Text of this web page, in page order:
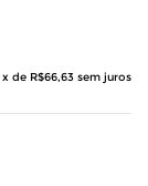
x de R$66,63 sem juros